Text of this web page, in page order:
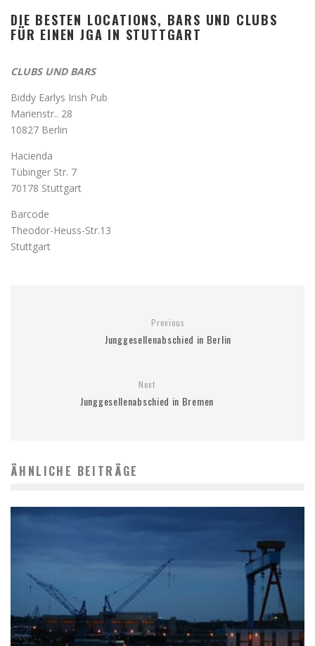
DIE BESTEN LOCATIONS, BARS UND CLUBS
FÜR EINEN JGA IN STUTTGART
CLUBS UND BARS
Biddy Earlys Irish Pub
Marienstr.. 28
10827 Berlin
Hacienda
Tübinger Str. 7
70178 Stuttgart
Barcode
Theodor-Heuss-Str.13
Stuttgart
Previous
Junggesellenabschied in Berlin
Next
Junggesellenabschied in Bremen
ÄHNLICHE BEITRÄGE